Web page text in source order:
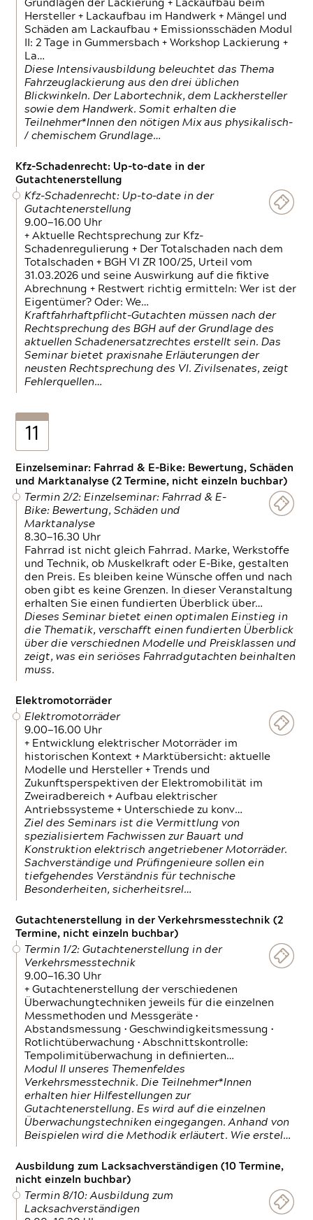
Grundlagen der Lackierung + Lackaufbau beim
Hersteller + Lackaufbau im Handwerk + Mängel und
Schäden am Lackaufbau + Emissionsschäden Modul
II: 2 Tage in Gummersbach + Workshop Lackierung +
La…
Diese Intensivausbildung beleuchtet das Thema
Fahrzeuglackierung aus den drei üblichen
Blickwinkeln. Der Labortechnik, dem Lackhersteller
sowie dem Handwerk. Somit erhalten die
Teilnehmer*Innen den nötigen Mix aus physikalisch-
/ chemischem Grundlage…
Kfz-Schadenrecht: Up-to-date in der
Gutachtenerstellung
Kfz-Schadenrecht: Up-to-date in der
Gutachtenerstellung
9.00—16.00 Uhr
+ Aktuelle Rechtsprechung zur Kfz-
Schadenregulierung + Der Totalschaden nach dem
Totalschaden + BGH VI ZR 100/25, Urteil vom
31.03.2026 und seine Auswirkung auf die fiktive
Abrechnung + Restwert richtig ermitteln: Wer ist der
Eigentümer? Oder: We…
Kraftfahrhaftpflicht-Gutachten müssen nach der
Rechtsprechung des BGH auf der Grundlage des
aktuellen Schadenersatzrechtes erstellt sein. Das
Seminar bietet praxisnahe Erläuterungen der
neusten Rechtsprechung des VI. Zivilsenates, zeigt
Fehlerquellen…
11
Einzelseminar: Fahrrad & E-Bike: Bewertung, Schäden
und Marktanalyse (2 Termine, nicht einzeln buchbar)
Termin 2/2: Einzelseminar: Fahrrad & E-
Bike: Bewertung, Schäden und
Marktanalyse
8.30—16.30 Uhr
Fahrrad ist nicht gleich Fahrrad. Marke, Werkstoffe
und Technik, ob Muskelkraft oder E-Bike, gestalten
den Preis. Es bleiben keine Wünsche offen und nach
oben gibt es keine Grenzen. In dieser Veranstaltung
erhalten Sie einen fundierten Überblick über…
Dieses Seminar bietet einen optimalen Einstieg in
die Thematik, verschafft einen fundierten Überblick
über die verschiednen Modelle und Preisklassen und
zeigt, was ein seriöses Fahrradgutachten beinhalten
muss.
Elektromotorräder
Elektromotorräder
9.00—16.00 Uhr
+ Entwicklung elektrischer Motorräder im
historischen Kontext + Marktübersicht: aktuelle
Modelle und Hersteller + Trends und
Zukunftsperspektiven der Elektromobilität im
Zweiradbereich + Aufbau elektrischer
Antriebssysteme + Unterschiede zu konv…
Ziel des Seminars ist die Vermittlung von
spezialisiertem Fachwissen zur Bauart und
Konstruktion elektrisch angetriebener Motorräder.
Sachverständige und Prüfingenieure sollen ein
tiefgehendes Verständnis für technische
Besonderheiten, sicherheitsrel…
Gutachtenerstellung in der Verkehrsmesstechnik (2
Termine, nicht einzeln buchbar)
Termin 1/2: Gutachtenerstellung in der
Verkehrsmesstechnik
9.00—16.30 Uhr
+ Gutachtenerstellung der verschiedenen
Überwachungtechniken jeweils für die einzelnen
Messmethoden und Messgeräte •
Abstandsmessung • Geschwindigkeitsmessung •
Rotlichtüberwachung • Abschnittskontrolle:
Tempolimitüberwachung in definierten…
Modul II unseres Themenfeldes
Verkehrsmesstechnik. Die Teilnehmer*Innen
erhalten hier Hilfestellungen zur
Gutachtenerstellung. Es wird auf die einzelnen
Überwachungstechniken eingegangen. Anhand von
Beispielen wird die Methodik erläutert. Wie erstel…
Ausbildung zum Lacksachverständigen (10 Termine,
nicht einzeln buchbar)
Termin 8/10: Ausbildung zum
Lacksachverständigen